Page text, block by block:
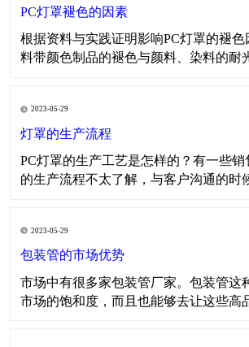
用，以下是常规的影响产品变色的原因
PC灯罩褪色的因素
根据资料与实践证明影响PC灯罩的褪
料带颜色制品的褪色与颜料、染料的耐
树脂和防老化助剂的上述性能进行综合
用，以下是常规的影响产品变色的原因
2023-05-29
灯罩的生产流程
​PC灯罩的生产工艺是怎样的？有一些销
的生产流程不太了解，与客户沟通的时
好的方法也可以向我司反馈。 在PC灯罩
需要做几个步骤的工作，第一步是了解
2023-05-29
包装管的市场优势
市场中有很多家包装管厂家。包装管这
市场的饱和度，而且也能够去让这些高